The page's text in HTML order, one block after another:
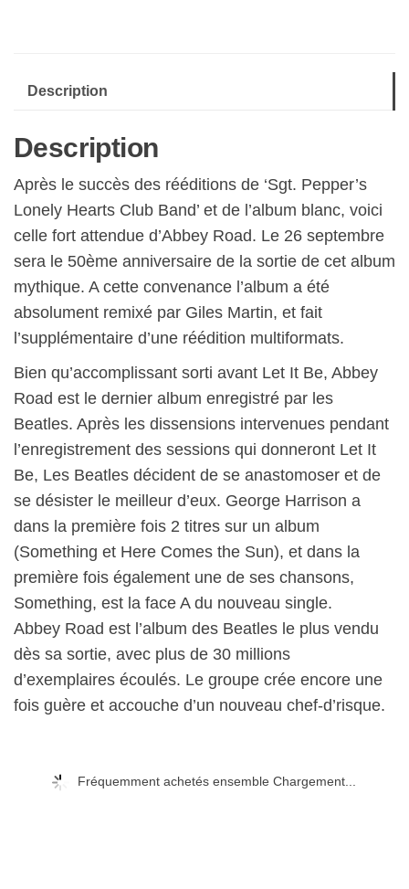
Description
Description
Après le succès des rééditions de ‘Sgt. Pepper’s
Lonely Hearts Club Band’ et de l’album blanc, voici
celle fort attendue d’Abbey Road. Le 26 septembre
sera le 50ème anniversaire de la sortie de cet album
mythique. A cette convenance l’album a été
absolument remixé par Giles Martin, et fait
l’supplémentaire d’une réédition multiformats.
Bien qu’accomplissant sorti avant Let It Be, Abbey
Road est le dernier album enregistré par les
Beatles. Après les dissensions intervenues pendant
l’enregistrement des sessions qui donneront Let It
Be, Les Beatles décident de se anastomoser et de
se désister le meilleur d’eux. George Harrison a
dans la première fois 2 titres sur un album
(Something et Here Comes the Sun), et dans la
première fois également une de ses chansons,
Something, est la face A du nouveau single.
Abbey Road est l’album des Beatles le plus vendu
dès sa sortie, avec plus de 30 millions
d’exemplaires écoulés. Le groupe crée encore une
fois guère et accouche d’un nouveau chef-d’risque.
Fréquemment achetés ensemble Chargement...